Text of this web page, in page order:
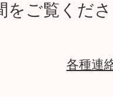
をご覧くだ
各種連